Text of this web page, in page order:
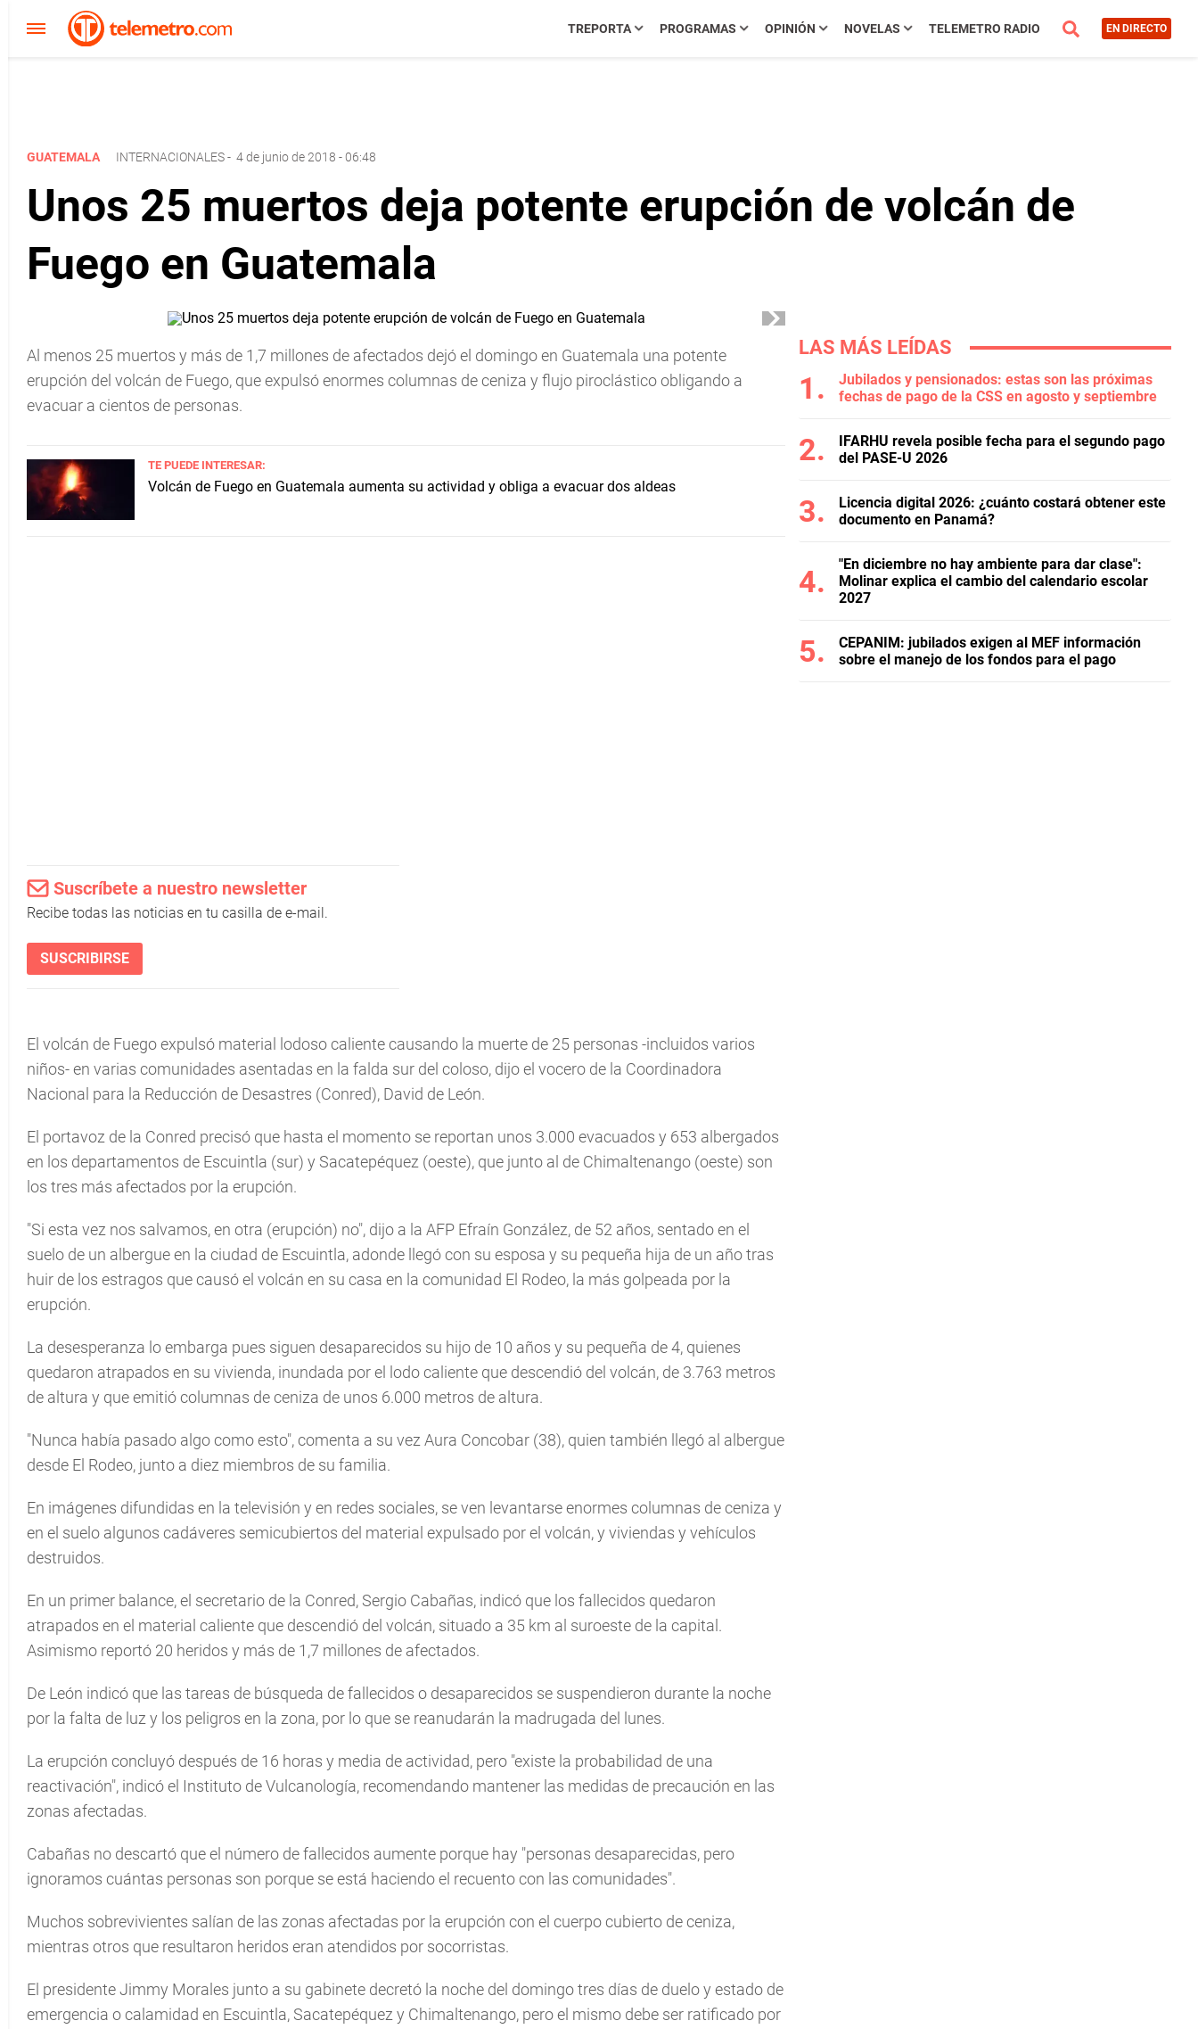
TREPORTA PROGRAMAS OPINIÓN NOVELAS TELEMETRO RADIO EN DIRECTO
GUATEMALA INTERNACIONALES- 4 de junio de 2018 - 06:48
Unos 25 muertos deja potente erupción de volcán de
Fuego en Guatemala
Al menos 25 muertos y más de 1,7 millones de afectados dejó el domingo en Guatemala una potente
erupción del volcán de Fuego, que expulsó enormes columnas de ceniza y flujo piroclástico obligando a
evacuar a cientos de personas.
TE PUEDE INTERESAR:
Volcán de Fuego en Guatemala aumenta su actividad y obliga a evacuar dos aldeas
Suscríbete a nuestro newsletter
Recibe todas las noticias en tu casilla de e-mail.
SUSCRIBIRSE
El volcán de Fuego expulsó material lodoso caliente causando la muerte de 25 personas -incluidos varios
niños- en varias comunidades asentadas en la falda sur del coloso, dijo el vocero de la Coordinadora
Nacional para la Reducción de Desastres (Conred), David de León.
El portavoz de la Conred precisó que hasta el momento se reportan unos 3.000 evacuados y 653 albergados
en los departamentos de Escuintla (sur) y Sacatepéquez (oeste), que junto al de Chimaltenango (oeste) son
los tres más afectados por la erupción.
"Si esta vez nos salvamos, en otra (erupción) no", dijo a la AFP Efraín González, de 52 años, sentado en el
suelo de un albergue en la ciudad de Escuintla, adonde llegó con su esposa y su pequeña hija de un año tras
huir de los estragos que causó el volcán en su casa en la comunidad El Rodeo, la más golpeada por la
erupción.
La desesperanza lo embarga pues siguen desaparecidos su hijo de 10 años y su pequeña de 4, quienes
quedaron atrapados en su vivienda, inundada por el lodo caliente que descendió del volcán, de 3.763 metros
de altura y que emitió columnas de ceniza de unos 6.000 metros de altura.
"Nunca había pasado algo como esto", comenta a su vez Aura Concobar (38), quien también llegó al albergue
desde El Rodeo, junto a diez miembros de su familia.
En imágenes difundidas en la televisión y en redes sociales, se ven levantarse enormes columnas de ceniza y
en el suelo algunos cadáveres semicubiertos del material expulsado por el volcán, y viviendas y vehículos
destruidos.
En un primer balance, el secretario de la Conred, Sergio Cabañas, indicó que los fallecidos quedaron
atrapados en el material caliente que descendió del volcán, situado a 35 km al suroeste de la capital.
Asimismo reportó 20 heridos y más de 1,7 millones de afectados.
De León indicó que las tareas de búsqueda de fallecidos o desaparecidos se suspendieron durante la noche
por la falta de luz y los peligros en la zona, por lo que se reanudarán la madrugada del lunes.
La erupción concluyó después de 16 horas y media de actividad, pero "existe la probabilidad de una
reactivación", indicó el Instituto de Vulcanología, recomendando mantener las medidas de precaución en las
zonas afectadas.
Cabañas no descartó que el número de fallecidos aumente porque hay "personas desaparecidas, pero
ignoramos cuántas personas son porque se está haciendo el recuento con las comunidades".
Muchos sobrevivientes salían de las zonas afectadas por la erupción con el cuerpo cubierto de ceniza,
mientras otros que resultaron heridos eran atendidos por socorristas.
El presidente Jimmy Morales junto a su gabinete decretó la noche del domingo tres días de duelo y estado de
emergencia o calamidad en Escuintla, Sacatepéquez y Chimaltenango, pero el mismo debe ser ratificado por
LAS MÁS LEÍDAS
Jubilados y pensionados: estas son las próximas
fechas de pago de la CSS en agosto y septiembre
IFARHU revela posible fecha para el segundo pago
del PASE-U 2026
Licencia digital 2026: ¿cuánto costará obtener este
documento en Panamá?
"En diciembre no hay ambiente para dar clase":
Molinar explica el cambio del calendario escolar
2027
CEPANIM: jubilados exigen al MEF información
sobre el manejo de los fondos para el pago